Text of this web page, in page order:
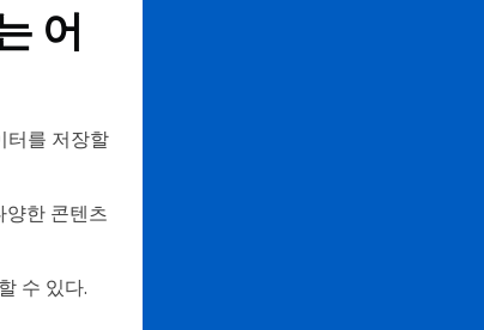
어
터를 저장할
양한 콘텐츠
수 있다.